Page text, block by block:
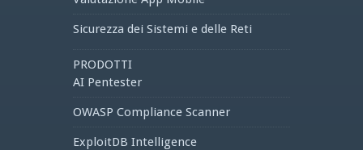
Sicurezza dei Sistemi e delle Reti
PRODOTTI
AI Pentester
OWASP Compliance Scanner
ExploitDB Intelligence